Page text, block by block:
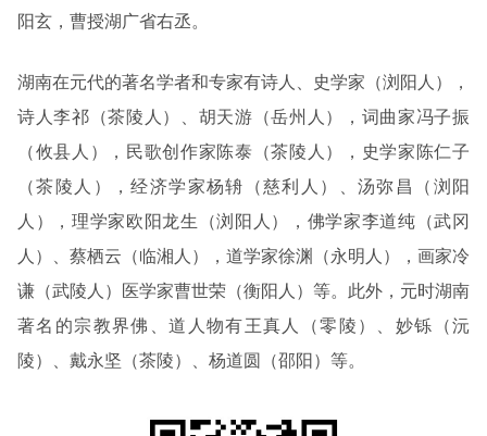
阳玄，曹授湖广省右丞。
湖南在元代的著名学者和专家有诗人、史学家（浏阳人），
诗人李祁（茶陵人）、胡天游（岳州人），词曲家冯子振
（攸县人），民歌创作家陈泰（茶陵人），史学家陈仁子
（茶陵人），经济学家杨辀（慈利人）、汤弥昌（浏阳
人），理学家欧阳龙生（浏阳人），佛学家李道纯（武冈
人）、蔡栖云（临湘人），道学家徐渊（永明人），画家冷
谦（武陵人）医学家曹世荣（衡阳人）等。此外，元时湖南
著名的宗教界佛、道人物有王真人（零陵）、妙铄（沅
陵）、戴永坚（茶陵）、杨道圆（邵阳）等。